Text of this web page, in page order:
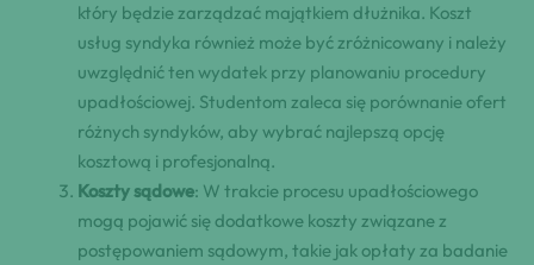
który będzie zarządzać majątkiem dłużnika. Koszt
usług syndyka również może być zróżnicowany i należy
uwzględnić ten wydatek przy planowaniu procedury
upadłościowej. Studentom zaleca się porównanie ofert
różnych syndyków, aby wybrać najlepszą opcję
kosztową i profesjonalną.
Koszty sądowe: W trakcie procesu upadłościowego
mogą pojawić się dodatkowe koszty związane z
postępowaniem sądowym, takie jak opłaty za badanie